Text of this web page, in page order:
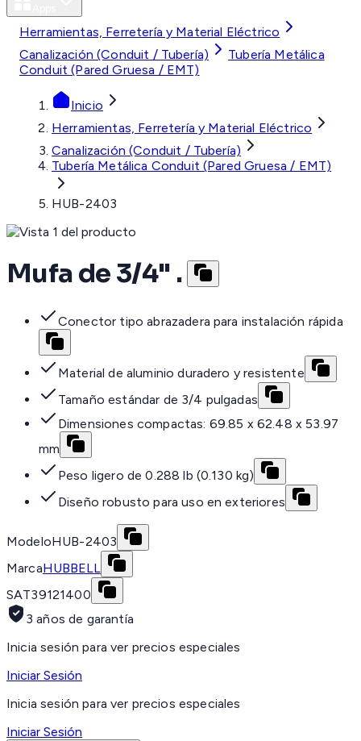
Herramientas, Ferretería y Material Eléctrico
Canalización (Conduit / Tubería)
Tubería Metálica
Conduit (Pared Gruesa / EMT)
Inicio
Herramientas, Ferretería y Material Eléctrico
Canalización (Conduit / Tubería)
Tubería Metálica Conduit (Pared Gruesa / EMT)
HUB-2403
Mufa de 3/4" .
Conector tipo abrazadera para instalación rápida
Material de aluminio duradero y resistente
Tamaño estándar de 3/4 pulgadas
Dimensiones compactas: 69.85 x 62.48 x 53.97
mm
Peso ligero de 0.288 lb (0.130 kg)
Diseño robusto para uso en exteriores
ModeloHUB-2403
MarcaHUBBELL
SAT39121400
3 años de garantía
Inicia sesión para ver precios especiales
Iniciar Sesión
Inicia sesión para ver precios especiales
Iniciar Sesión